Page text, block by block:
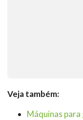
Veja também:
Máquinas